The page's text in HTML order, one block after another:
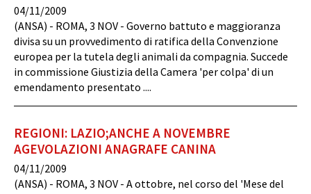
04/11/2009
(ANSA) - ROMA, 3 NOV - Governo battuto e maggioranza
divisa su un provvedimento di ratifica della Convenzione
europea per la tutela degli animali da compagnia. Succede
in commissione Giustizia della Camera 'per colpa' di un
emendamento presentato ....
REGIONI: LAZIO;ANCHE A NOVEMBRE
AGEVOLAZIONI ANAGRAFE CANINA
04/11/2009
(ANSA) - ROMA, 3 NOV - A ottobre, nel corso del 'Mese del